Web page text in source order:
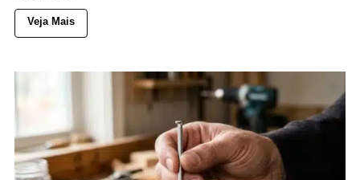
Veja Mais